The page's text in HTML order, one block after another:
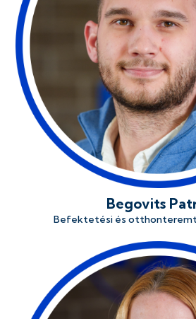
Begovits
Befektetési és